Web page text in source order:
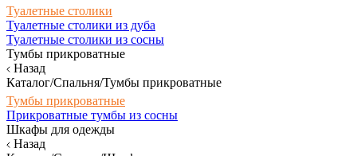
Туалетные столики
Туалетные столики из дуба
Туалетные столики из сосны
Тумбы прикроватные
Назад
Каталог/Спальня/Тумбы прикроватные
Тумбы прикроватные
Прикроватные тумбы из сосны
Шкафы для одежды
Назад